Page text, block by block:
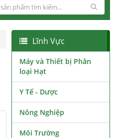
Lĩnh Vực
Máy và Thiết bị Phân
loại Hạt
Y Tế - Dược
Nông Nghiệp
Môi Trường